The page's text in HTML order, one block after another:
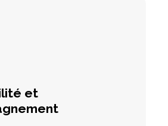
et